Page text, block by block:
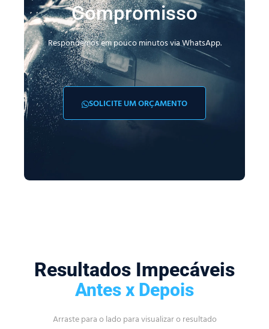
Compromisso
Respondemos em pouco minutos via WhatsApp.
SOLICITE UM ORÇAMENTO
Resultados Impecáveis
Antes x Depois
Arraste para o lado para visualizar o resultado